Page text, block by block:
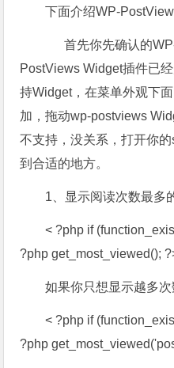
下面介绍WP-
首先你先确认的
PostViews Widget插件已
持Widget，在菜单外观下
加，拖动wp-postviews
不支持，没关系，打开你
到合适的地方。
1、显示阅读次数最多
< ?php if
?php get_most_viewed();
如果你只想显示越多
< ?php if
?php